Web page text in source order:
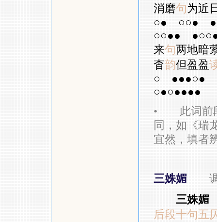
消磨句为近
○●
○○●
○○●●
来句两地暗
杳韵但盈盈
○
●●●○●
○●○●●●●
• 此词前段
同，如《瑞
宜然，填者
三姝媚
三姝媚
后段十句五